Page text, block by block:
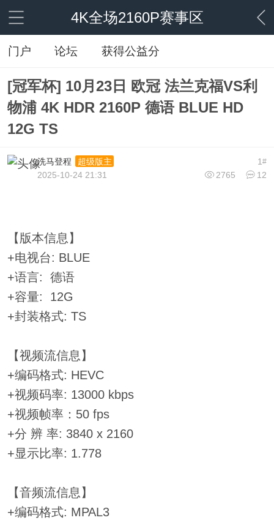
4K全场2160P赛事区
门户 论坛 获得公益分
[冠军杯] 10月23日 欧冠 法兰克福VS利
物浦 4K HDR 2160P 德语 BLUE HD
12G TS
1#
洗马登程
超级版主
2765
12
2025-10-24 21:31
【版本信息】
+电视台: BLUE
+语言: 德语
+容量: 12G
+封装格式: TS
【视频流信息】
+编码格式: HEVC
+视频码率: 13000 kbps
+视频帧率：50 fps
+分 辨 率: 3840 x 2160
+显示比率: 1.778
【音频流信息】
+编码格式: MPAL3